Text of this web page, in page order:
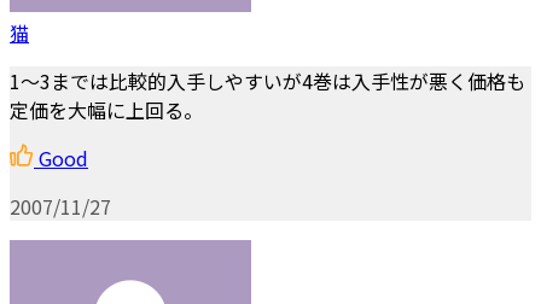
猫
1～3までは比較的入手しやすいが4巻は入手性が悪く価格も
定価を大幅に上回る。
Good
2007/11/27